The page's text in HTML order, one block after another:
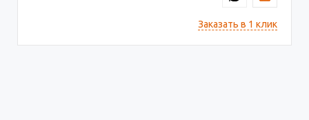
Заказать в 1 клик